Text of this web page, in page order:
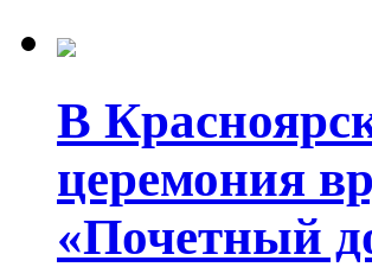
В
церемония
«Почетный